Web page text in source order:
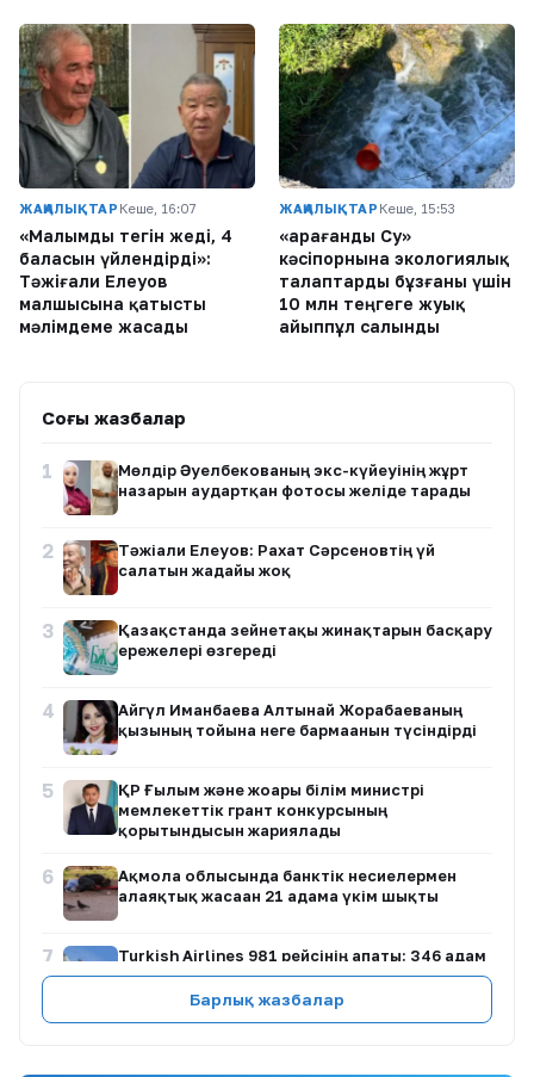
ЖАҢАЛЫҚТАР Кеше, 16:07
«Малымды тегін жеді, 4
баласын үйлендірді»:
Тәжіғали Елеуов
малшысына қатысты
мәлімдеме жасады
ЖАҢАЛЫҚТАР Кеше, 15:53
«Қарағанды Су»
кәсіпорнына экологиялық
талаптарды бұзғаны үшін
10 млн теңгеге жуық
айыппұл салынды
Соңғы жазбалар
1
Мөлдір Әуелбекованың экс-күйеуінің жұрт
назарын аудартқан фотосы желіде тарады
2
Тәжіғали Елеуов: Рахат Сәрсеновтің үй
салатын жағдайы жоқ
3
Қазақстанда зейнетақы жинақтарын басқару
ережелері өзгереді
4
Айгүл Иманбаева Алтынай Жорабаеваның
қызының тойына неге бармағанын түсіндірді
5
ҚР Ғылым және жоғары білім министрі
мемлекеттік грант конкурсының
қорытындысын жариялады
6
Ақмола облысында банктік несиелермен
алаяқтық жасаған 21 адамға үкім шықты
7
Turkish Airlines 981 рейсінің апаты: 346 адам
қаза тапқан әуе трагедиясы
Барлық жазбалар